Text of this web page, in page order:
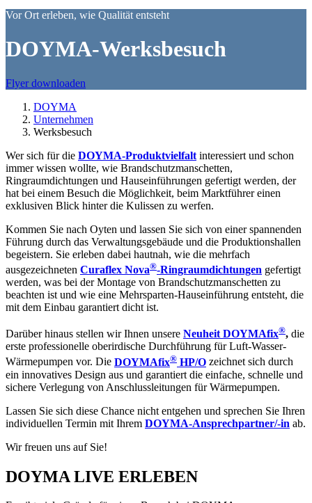
Vor Ort erleben, wie Qualität entsteht
DOYMA-Werksbesuch
Flyer downloaden
DOYMA
Unternehmen
Werksbesuch
Wer sich für die DOYMA-Produktvielfalt interessiert und schon
immer wissen wollte, wie Brandschutzmanschetten,
Ringraumdichtungen und Hauseinführungen gefertigt werden, der
hat bei einem Besuch die Möglichkeit, beim Marktführer einen
exklusiven Blick hinter die Kulissen zu werfen.
Kommen Sie nach Oyten und lassen Sie sich von einer spannenden
Führung durch das Verwaltungsgebäude und die Produktionshallen
begeistern. Sie erleben dabei hautnah, wie die mehrfach
ausgezeichneten Curaflex Nova®-Ringraumdichtungen gefertigt
werden, was bei der Montage von Brandschutzmanschetten zu
beachten ist und wie eine Mehrsparten-Hauseinführung entsteht, die
mit dem Einbau garantiert dicht ist.
Darüber hinaus stellen wir Ihnen unsere Neuheit DOYMAfix®, die
erste professionelle oberirdische Durchführung für Luft-Wasser-
Wärmepumpen vor. Die DOYMAfix® HP/O zeichnet sich durch
ein innovatives Design aus und garantiert die einfache, schnelle und
sichere Verlegung von Anschlussleitungen für Wärmepumpen.
Lassen Sie sich diese Chance nicht entgehen und sprechen Sie Ihren
individuellen Termin mit Ihrem DOYMA-Ansprechpartner/-in ab.
Wir freuen uns auf Sie!
DOYMA LIVE ERLEBEN